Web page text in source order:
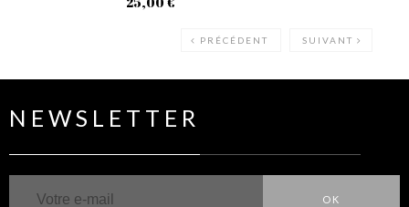
PRÉCÉDENT SUIVANT
NEWSLETTER
OK